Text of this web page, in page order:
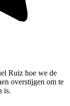
Ruiz hoe we de
overstijgen om te
is.